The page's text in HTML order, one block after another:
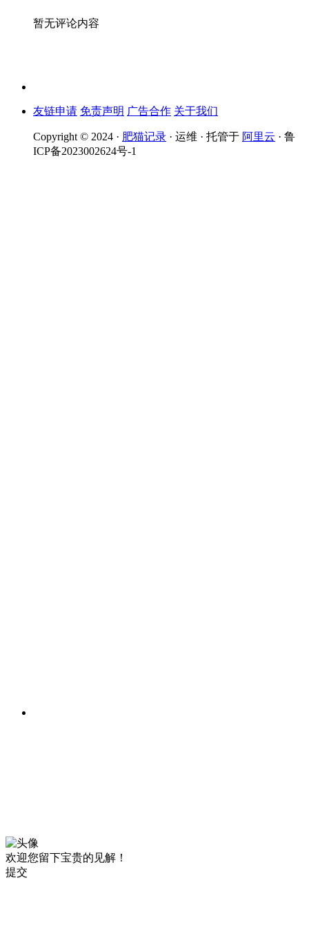
暂无评论内容
友链申请 免责声明 广告合作 关于我们
Copyright © 2024 · 肥猫记录 · 运维 · 托管于 阿里云 · 鲁
ICP备2023002624号-1
欢迎您留下宝贵的见解！
提交